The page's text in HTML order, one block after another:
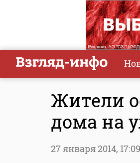
Жители
дома на
27 января 2014, 17:09